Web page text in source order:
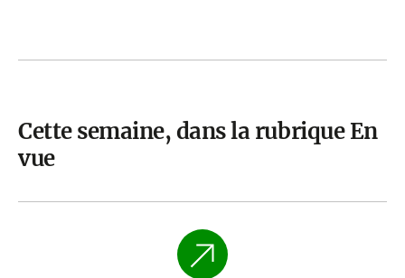
Cette semaine, dans la rubrique En
vue